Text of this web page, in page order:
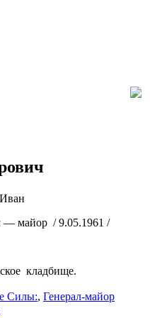
— майор / 9.05.1961 /
кладбище.
Силы:, Генерал-майор